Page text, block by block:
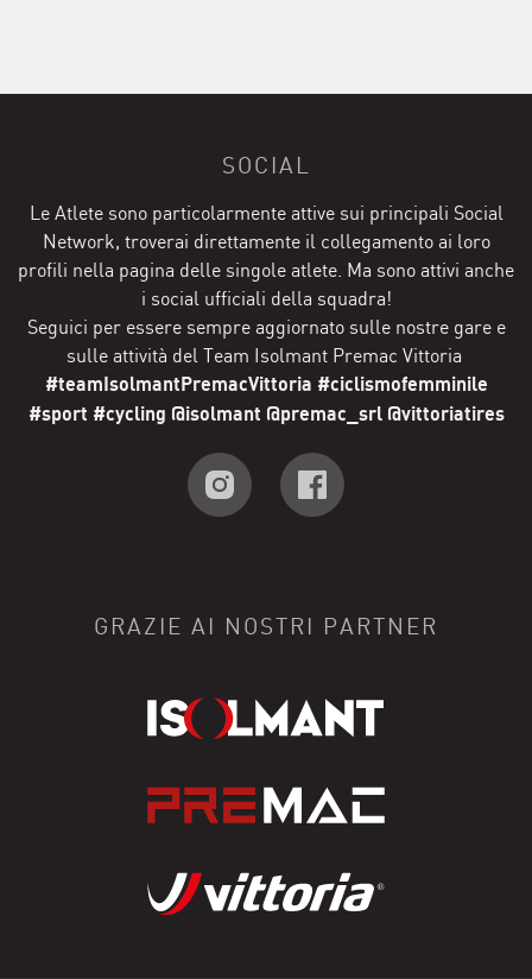
SOCIAL
Le Atlete sono particolarmente attive sui principali Social
Network, troverai direttamente il collegamento ai loro
profili nella pagina delle singole atlete. Ma sono attivi anche
i social ufficiali della squadra!
Seguici per essere sempre aggiornato sulle nostre gare e
sulle attività del Team Isolmant Premac Vittoria
#teamIsolmantPremacVittoria #ciclismofemminile
#sport #cycling @isolmant @premac_srl @vittoriatires
GRAZIE AI NOSTRI PARTNER